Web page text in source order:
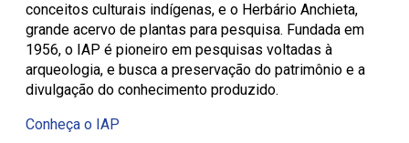
conceitos culturais indígenas, e o Herbário Anchieta,
grande acervo de plantas para pesquisa. Fundada em
1956, o IAP é pioneiro em pesquisas voltadas à
arqueologia, e busca a preservação do patrimônio e a
divulgação do conhecimento produzido.
Conheça o IAP